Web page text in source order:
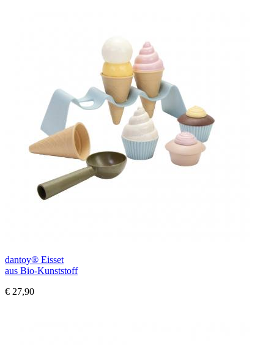
dantoy® Eisset
aus Bio-Kunststoff
€ 27,90